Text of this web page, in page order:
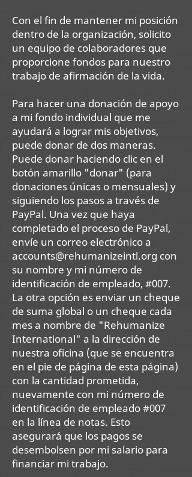
Con el fin de mantener mi posición
dentro de la organización, solicito
un equipo de colaboradores que
proporcione fondos para nuestro
trabajo de afirmación de la vida.
Para hacer una donación de apoyo
a mi fondo individual que me
ayudará a lograr mis objetivos,
puede donar de dos maneras.
Puede donar haciendo clic en el
botón amarillo "donar" (para
donaciones únicas o mensuales) y
siguiendo los pasos a través de
PayPal. Una vez que haya
completado el proceso de PayPal,
envíe un correo electrónico a
accounts@rehumanizeintl.org con
su nombre y mi número de
identificación de empleado, #007.
La otra opción es enviar un cheque
de suma global o un cheque cada
mes a nombre de "Rehumanize
International" a la dirección de
nuestra oficina (que se encuentra
en el pie de página de esta página)
con la cantidad prometida,
nuevamente con mi número de
identificación de empleado #007
en la línea de notas. Esto
asegurará que los pagos se
desembolsen por mi salario para
financiar mi trabajo.